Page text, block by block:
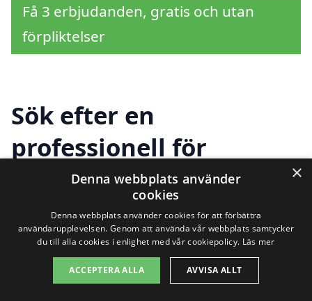
Få 3 erbjudanden, gratis och utan
förpliktelser
Sök efter en
professionell för
häckklippning i andra
städer nära Kågeröd
Att hitta rätt hjälp för häckklippning i
×
Denna webbplats använder
cookies
Denna webbplats använder cookies för att förbättra
användarupplevelsen. Genom att använda vår webbplats samtycker
du till alla cookies i enlighet med vår cookiepolicy. Läs mer
ACCEPTERA ALLA AVVISA ALLT